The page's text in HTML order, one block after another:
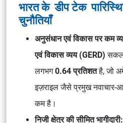
भारत के डीप टेक
चुनौतियाँ
अनुसंधान एवं विकास पर कम
एवं विकास व्यय (GERD) सकल
लगभग0.64 प्रतिशतहै, जो
इज़राइल जैसे प्रमुख नवाचार-
कम है।
निजी क्षेत्र की सीमित भागीदारी: